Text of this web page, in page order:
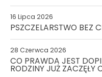
16 Lipca 2026
PSZCZELARSTWO BEZ
28 Czerwca 2026
CO PRAWDA JEST
RODZINY JUŻ ZACZĘŁY